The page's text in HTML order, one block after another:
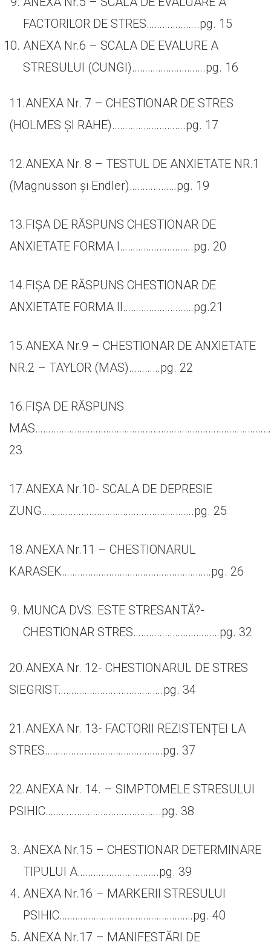
FACTORILOR DE STRES………………..pg. 15
ANEXA Nr.6 – SCALA DE EVALURE A
STRESULUI (CUNGI)……………………….pg. 16
11.ANEXA Nr. 7 – CHESTIONAR DE STRES
(HOLMES ȘI RAHE)……………………….pg. 17
12.ANEXA Nr. 8 – TESTUL DE ANXIETATE NR.1
(Magnusson și Endler)………………pg. 19
13.FIȘA DE RĂSPUNS CHESTIONAR DE
ANXIETATE FORMA I……………………….pg. 20
14.FIȘA DE RĂSPUNS CHESTIONAR DE
ANXIETATE FORMA II………………………pg.21
15.ANEXA Nr.9 – CHESTIONAR DE ANXIETATE
NR.2 – TAYLOR (MAS)…………pg. 22
16.FIȘA DE RĂSPUNS
23
17.ANEXA Nr.10- SCALA DE DEPRESIE
ZUNG………………………………………………….pg. 25
18.ANEXA Nr.11 – CHESTIONARUL
KARASEK…………………………………………………pg. 26
MUNCA DVS. ESTE STRESANTĂ?-
CHESTIONAR STRES……………………………pg. 32
20.ANEXA Nr. 12- CHESTIONARUL DE STRES
SIEGRIST………………………………….pg. 34
21.ANEXA Nr. 13- FACTORII REZISTENȚEI LA
STRES………………………………………pg. 37
22.ANEXA Nr. 14. – SIMPTOMELE STRESULUI
PSIHIC……………………………………..pg. 38
ANEXA Nr.15 – CHESTIONAR DETERMINARE
TIPULUI A………………………….pg. 39
ANEXA Nr.16 – MARKERII STRESULUI
PSIHIC……………………………………………pg. 40
ANEXA Nr.17 – MANIFESTĂRI DE